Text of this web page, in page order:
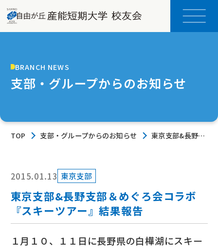
BRANCH NEWS
支部・グループからのお知らせ
TOP 支部・グループからのお知らせ
東京支部&長野支
2015.01.13 東京支部
東京支部&長野支部＆めぐろ会コラボ
『スキーツアー』結果報告
１月１０、１１日に長野県の白樺湖にスキー